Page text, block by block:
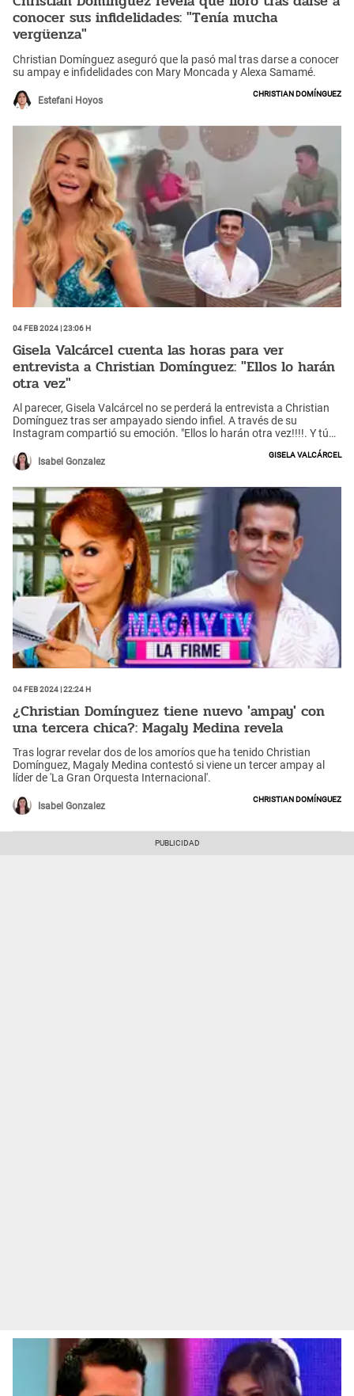
conocer sus infidelidades: "Tenía mucha
vergüenza"
Christian Domínguez aseguró que la pasó mal tras darse a conocer
su ampay e infidelidades con Mary Moncada y Alexa Samamé.
Estefani Hoyos
Christian Domínguez
04 Feb 2024 | 23:06 h
Gisela Valcárcel cuenta las horas para ver
entrevista a Christian Domínguez: "Ellos lo harán
otra vez"
Al parecer, Gisela Valcárcel no se perderá la entrevista a Christian
Domínguez tras ser ampayado siendo infiel. A través de su
Instagram compartió su emoción. "Ellos lo harán otra vez!!!!. Y tú
Isabel Gonzalez
Gisela Valcárcel
04 Feb 2024 | 22:24 h
¿Christian Domínguez tiene nuevo 'ampay' con
una tercera chica?: Magaly Medina revela
Tras lograr revelar dos de los amoríos que ha tenido Christian
Domínguez, Magaly Medina contestó si viene un tercer ampay al
líder de 'La Gran Orquesta Internacional'.
Isabel Gonzalez
Christian Domínguez